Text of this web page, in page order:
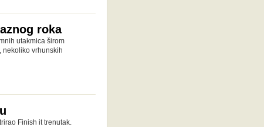
roka
utakmica širom
nekoliko vrhunskih
Finish it trenutak.